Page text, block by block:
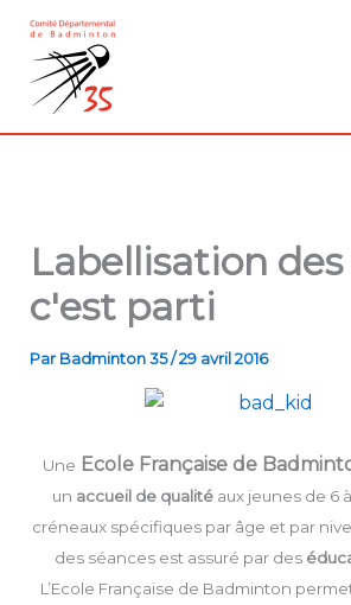
contenu
Labellisation des
c'est parti
Par Badminton 35/29 avril 2016
Une Ecole Française de
un accueil de qualité aux jeunes de 6
créneaux spécifiques par âge et par
des séances est assuré par des
L’Ecole Française de Badminton